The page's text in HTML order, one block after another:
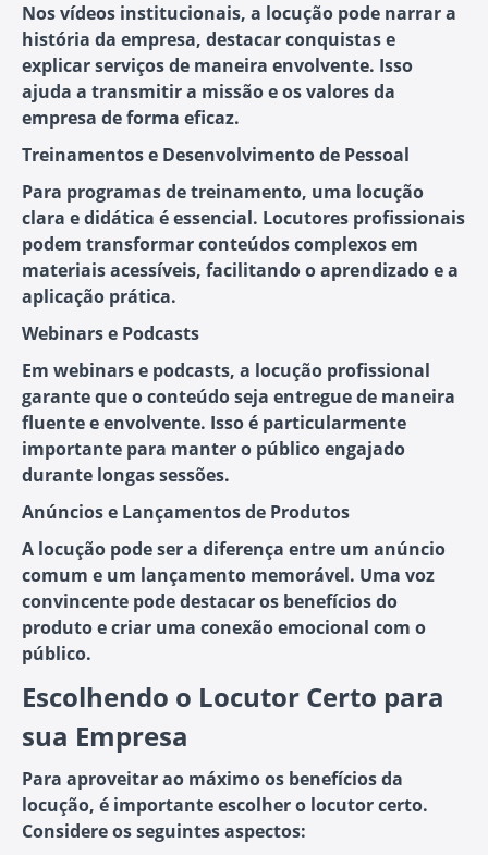
Nos vídeos institucionais, a locução pode narrar a
história da empresa, destacar conquistas e
explicar serviços de maneira envolvente. Isso
ajuda a transmitir a missão e os valores da
empresa de forma eficaz.
Treinamentos e Desenvolvimento de Pessoal
Para programas de treinamento, uma locução
clara e didática é essencial. Locutores profissionais
podem transformar conteúdos complexos em
materiais acessíveis, facilitando o aprendizado e a
aplicação prática.
Webinars e Podcasts
Em webinars e podcasts, a locução profissional
garante que o conteúdo seja entregue de maneira
fluente e envolvente. Isso é particularmente
importante para manter o público engajado
durante longas sessões.
Anúncios e Lançamentos de Produtos
A locução pode ser a diferença entre um anúncio
comum e um lançamento memorável. Uma voz
convincente pode destacar os benefícios do
produto e criar uma conexão emocional com o
público.
Escolhendo o Locutor Certo para
sua Empresa
Para aproveitar ao máximo os benefícios da
locução, é importante escolher o locutor certo.
Considere os seguintes aspectos: